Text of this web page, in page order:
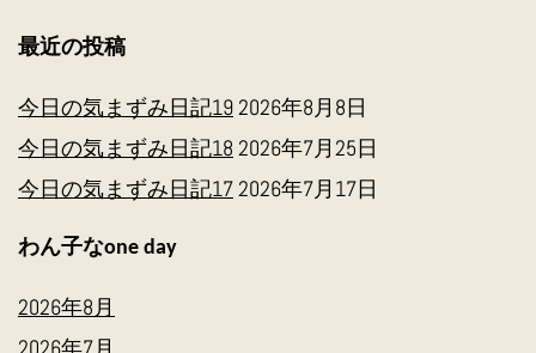
最近の投稿
今日の気まずみ日記192026年8月8日
今日の気まずみ日記18 2026年7月25日
今日の気まずみ日記172026年7月17日
わん子なone day
2026年8月